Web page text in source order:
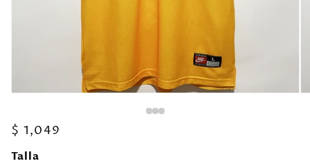
Precio
habitual
$ 1,049
Talla